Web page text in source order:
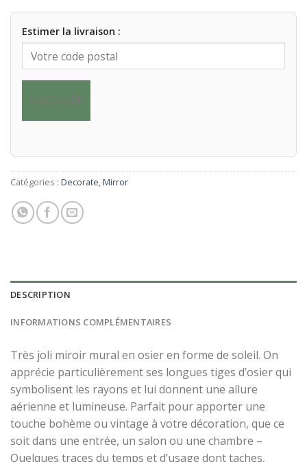
Estimer la livraison :
CALCULER
Catégories : Decorate,Mirror
DESCRIPTION
INFORMATIONS COMPLÉMENTAIRES
Très joli miroir mural en osier en forme de soleil. On
apprécie particulièrement ses longues tiges d’osier qui
symbolisent les rayons et lui donnent une allure
aérienne et lumineuse. Parfait pour apporter une
touche bohème ou vintage à votre décoration, que ce
soit dans une entrée, un salon ou une chambre –
Quelques traces du temps et d’usage dont taches,